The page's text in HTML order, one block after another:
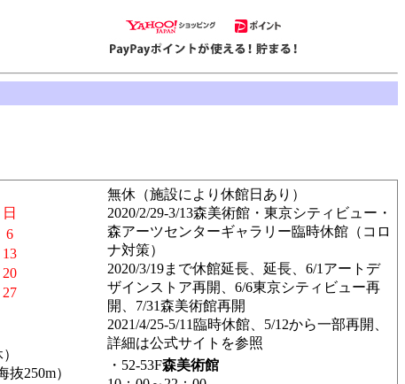
日
6
13
20
27
無休（施設により休館日あり）
2020/2/29-3/13森美術館・東京シティビュー・
森アーツセンターギャラリー臨時休館（コロ
ナ対策）
2020/3/19まで休館延長、延長、6/1アートデ
ザインストア再開、6/6東京シティビュー再
開、7/31森美術館再開
2021/4/25-5/11臨時休館、5/12から一部再開、
詳細は公式サイトを参照
・52-53F森美術館
250m）